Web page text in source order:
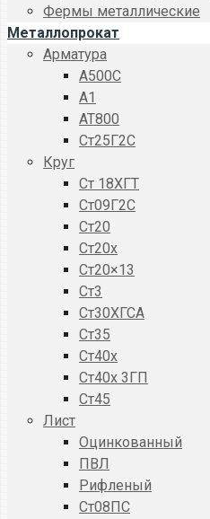
Фермы металлические
Металлопрокат
Арматура
A500C
А1
АТ800
Ст25Г2С
Круг
Ст 18ХГТ
Ст09Г2С
Ст20
Ст20x
Ст20×13
Ст3
Ст30ХГСА
Ст35
Ст40х
Ст40х 3ГП
Ст45
Лист
Оцинкованный
ПВЛ
Рифленый
Ст08ПС